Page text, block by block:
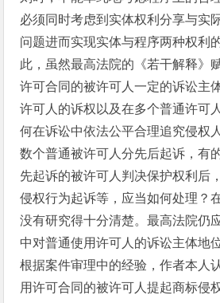
必须同时考虑到实体权利分享与实
问题进而实现实体与程序两种权利
此，虽然最高法院的《若干解释》
许可合同的被许可人一定的诉讼主
许可人的诉权以及在多个普通许可
何在诉讼中依法公平合理追究侵权
数个普通被许可人分先后起诉，有
先起诉的被许可人判决保护权利后
侵权行为起诉等，应当如何处理？
没有研究得十分清楚。最高法院仍
中对普通使用许可人的诉讼主体地
根据案件审理中的经验，作者本人
用许可合同的被许可人提起商标侵